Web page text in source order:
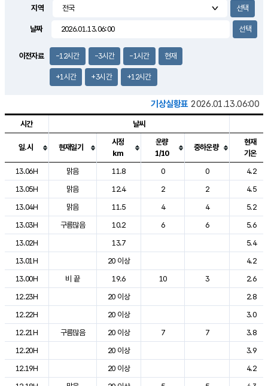
지역
날짜
이전자료 -12시간 -3시간 -1시간 현재
+1시간 +3시간 +12시간
기상실황표 2026.01.13.06:00
도시별 기상실황표로 지점, 날씨, 기온, 강수, 바람, 기압등을 안내한 표입
시간 날씨
일.시 현재일기
시정
km
운량
1/10
중하운량
현재
기온
13.06H
맑음 11.8 0 0
4.2
13.05H
맑음 12.4 2 2
4.5
13.04H
맑음 11.5 4 4
5.2
13.03H
구름많음 10.2 6 6
5.6
13.02H
13.7
5.4
13.01H
20 이상
4.2
13.00H
비 끝 19.6 10 3
2.6
12.23H
20 이상
2.8
12.22H
20 이상
3.0
12.21H
구름많음 20 이상 7 7
3.8
12.20H
20 이상
3.9
12.19H
20 이상
4.2